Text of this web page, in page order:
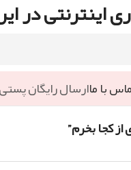
اینترنتی در
با ماارسال رایگان
کجا بخرم”